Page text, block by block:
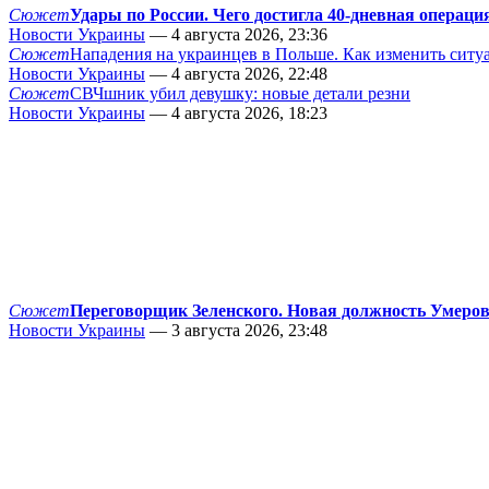
СюжетУдары по России. Чего достигла 40-дневная
Новости Украины — 4 августа 2026, 23:36
СюжетНападения на украинцев в Польше. Как изменить
Новости Украины — 4 августа 2026, 22:48
СюжетСВЧшник убил девушку: новые детали резни
Новости Украины — 4 августа 2026, 18:23
СюжетПереговорщик Зеленского. Новая должность
Новости Украины — 3 августа 2026, 23:48